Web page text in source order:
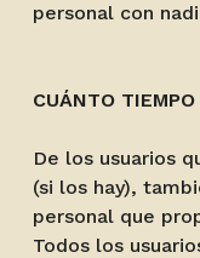
personal con
CUÁNTO
De los usuarios
(si los hay),
personal que
Todos los